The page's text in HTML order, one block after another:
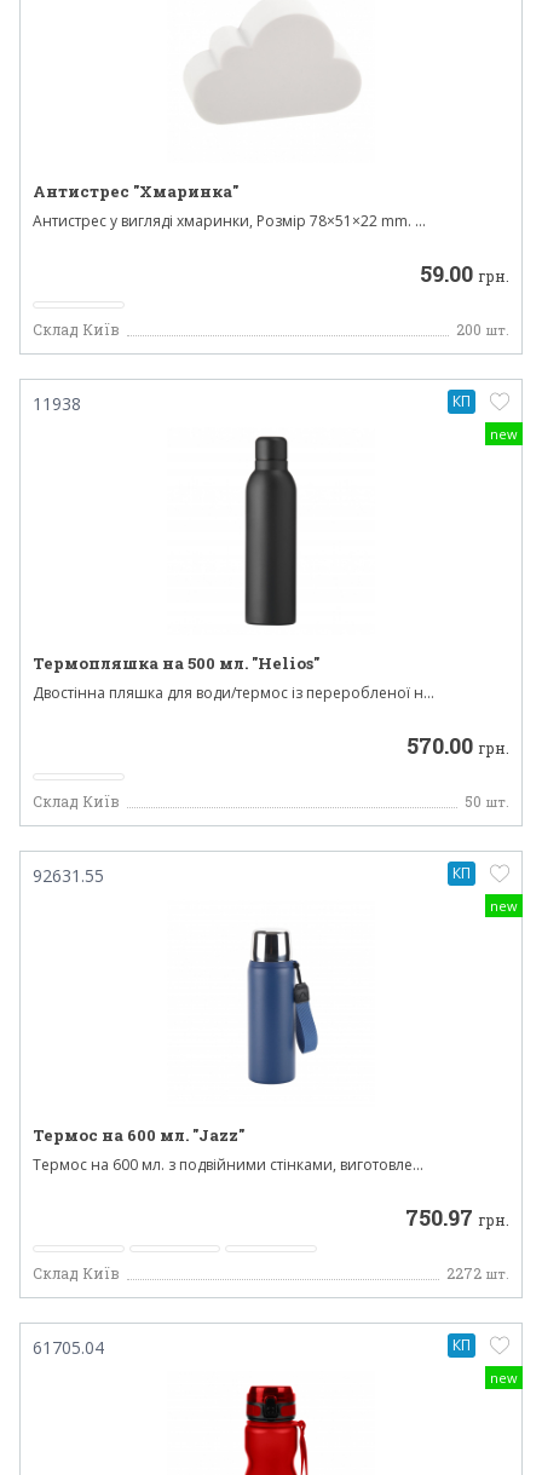
Антистрес "Хмаринка"
Антистрес у вигляді хмаринки, Розмір 78×51×22 mm. ...
59.00 грн.
Склад Київ 200 шт.
new
11938
Термопляшка на 500 мл. "Helios"
Двостінна пляшка для води/термос із переробленої н...
570.00 грн.
Склад Київ 50 шт.
КП
new
92631.55
Термос на 600 мл. "Jazz"
Термос на 600 мл. з подвійними стінками, виготовле...
750.97 грн.
Склад Київ 2272 шт.
КП
new
61705.04 КП